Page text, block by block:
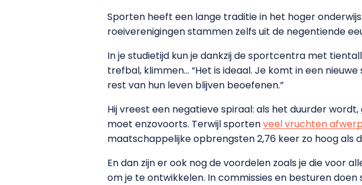
Sporten heeft een lange traditie in het hoger
roeiverenigingen stammen zelfs uit de negentiende
In je studietijd kun je dankzij de sportcentra met
trefbal, klimmen… “Het is ideaal. Je komt in een
rest van hun leven blijven beoefenen.”
Hij vreest een negatieve spiraal: als het duurder
moet enzovoorts. Terwijl sportenveel vruchten
maatschappelijke opbrengsten 2,76 keer zo hoog als
En dan zijn er ook nog de voordelen zoals je die voor
om je te ontwikkelen. In commissies en besturen